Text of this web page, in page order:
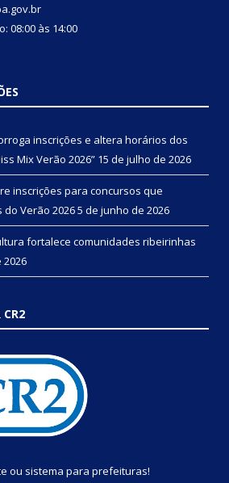
08:00 às 14:00
inscrições e altera horários dos
Mix Verão 2026” 15 de julho de 2026
inscrições para concursos que
Verão 20265 de junho de 2026
fortalece comunidades ribeirinhas
2026
CR2
ou sistema para prefeituras!